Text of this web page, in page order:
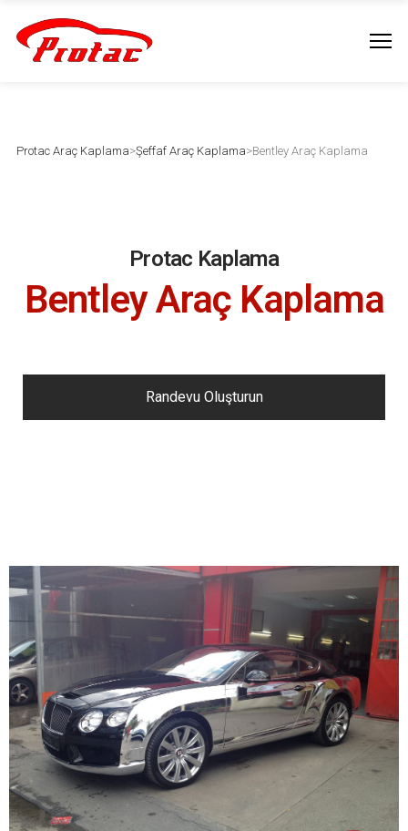
Protac Araç Kaplama>Şeffaf Araç Kaplama>Bentley Araç Kaplama
Protac Kaplama
Bentley Araç Kaplama
Randevu Oluşturun